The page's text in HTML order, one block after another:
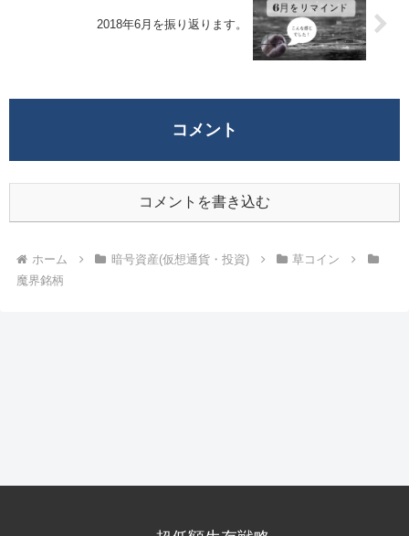
2018年6月を振り返ります。
コメント
コメントを書き込む
ホーム 暗号資産(仮想通貨・投資)
草コイン
魔界銘柄